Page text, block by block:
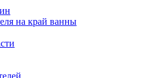
на край ванны